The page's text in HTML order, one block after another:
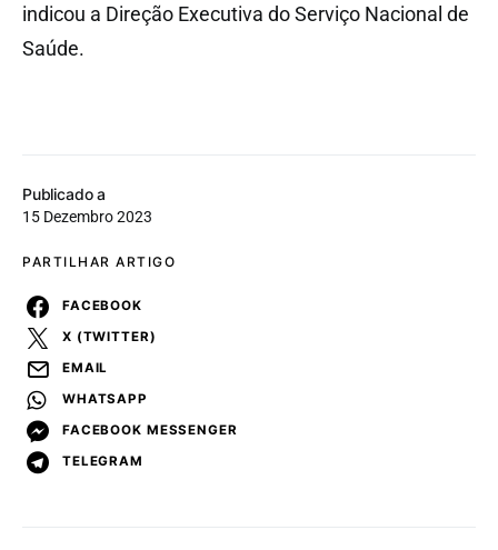
Publicado a
15 Dezembro 2023
PARTILHAR ARTIGO
FACEBOOK
X (TWITTER)
EMAIL
WHATSAPP
FACEBOOK MESSENGER
TELEGRAM
indicou a Direção Executiva do Serviço Nacional de
Saúde.